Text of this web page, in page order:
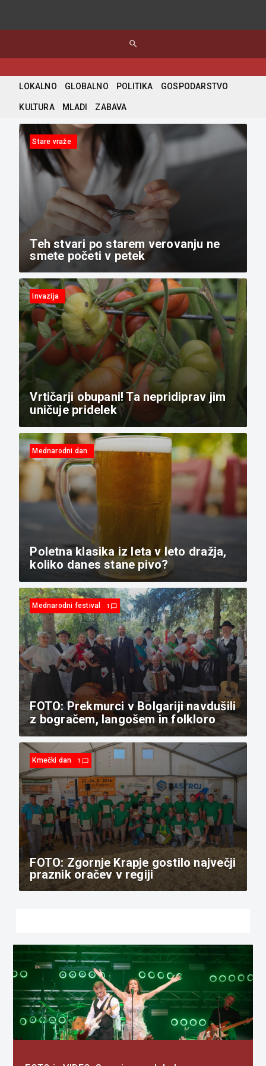
search
LOKALNO GLOBALNO POLITIKA GOSPODARSTVO
KULTURA MLADI ZABAVA
Stare vraže
Teh stvari po starem verovanju ne
smete početi v petek
Invazija
Vrtičarji obupani! Ta nepridiprav jim
uničuje pridelek
Mednarodni dan
Poletna klasika iz leta v leto dražja,
koliko danes stane pivo?
Mednarodni festival 1 chat_bubble_outline
FOTO: Prekmurci v Bolgariji navdušili
z bogračem, langošem in folkloro
Kmečki dan 1 chat_bubble_outline
FOTO: Zgornje Krapje gostilo največji
praznik oračev v regiji